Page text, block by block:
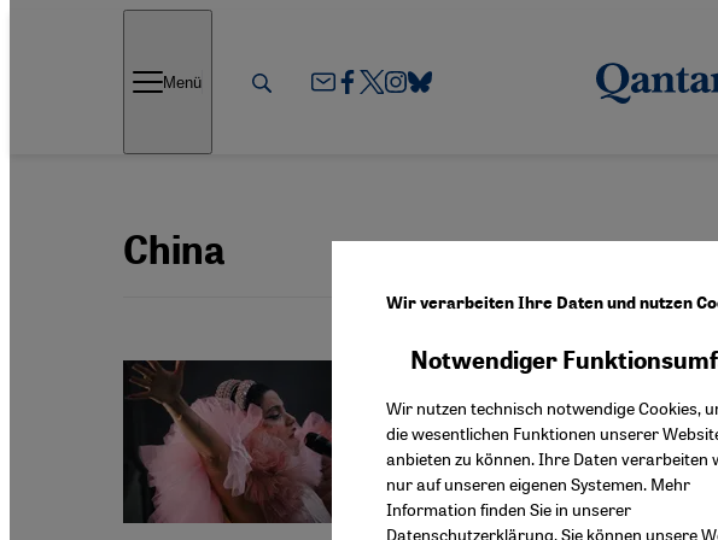
Menü
China
Feminismus & Pop in Tunesien
„Die Welt will keine
Die Tunesierin Emel
ausschließlich von Frauen
Sprache.
Wir verarbeiten Ihre Daten und nutzen
Notwendiger
Wir nutzen technisch notwendige Cookies,
die wesentlichen Funktionen unserer
anbieten zu können. Ihre Daten verarbeiten
nur auf unseren eigenen Systemen. Mehr
Information finden Sie in unserer
Datenschutzerklärung. Sie können unsere